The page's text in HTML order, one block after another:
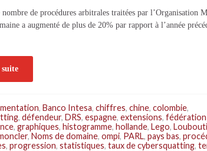
de procédures arbitrales traitées par l’Organisation
a augmenté de plus de 20% par rapport à l’année
, Banco Intesa, chiffres, chine, colombie,
, défendeur, DRS, espagne, extensions, fédération
, graphiques, histogramme, hollande, Lego,
, Noms de domaine, ompi, PARL, pays bas,
, progression, statistiques, taux de cybersquatting,